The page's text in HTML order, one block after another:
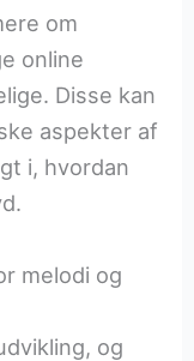
om
online
Disse kan
aspekter af
i, hvordan
melodi og
og